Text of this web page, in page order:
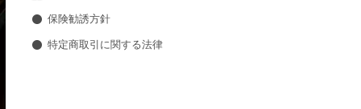
保険勧誘方針
特定商取引に関する法律